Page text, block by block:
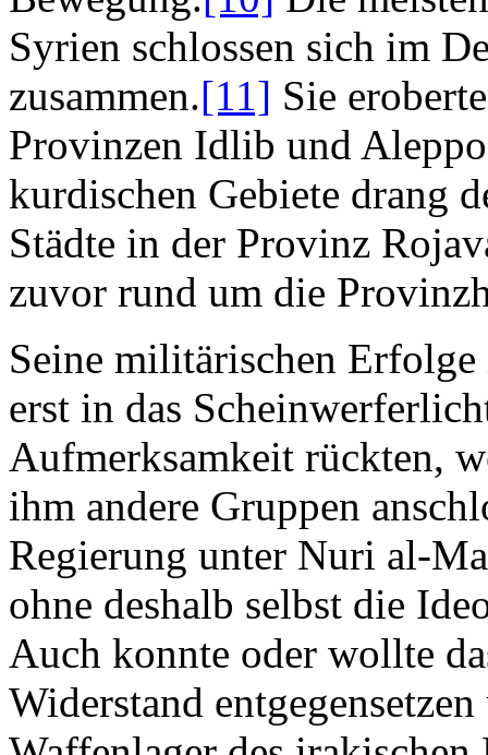
Syrien schlossen sich im
zusammen.[11] Sie
Provinzen Idlib und
kurdischen Gebiete drang
Städte in der Provinz
zuvor rund um die
Seine militärischen
erst in das
Aufmerksamkeit rückten,
ihm andere Gruppen
Regierung unter Nuri al-
ohne deshalb selbst die
Auch konnte oder wollte
Widerstand